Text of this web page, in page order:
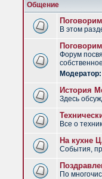
Общение
В этом
Форум
Модератор:
История
Здесь
Все о
На кухне
События,
По